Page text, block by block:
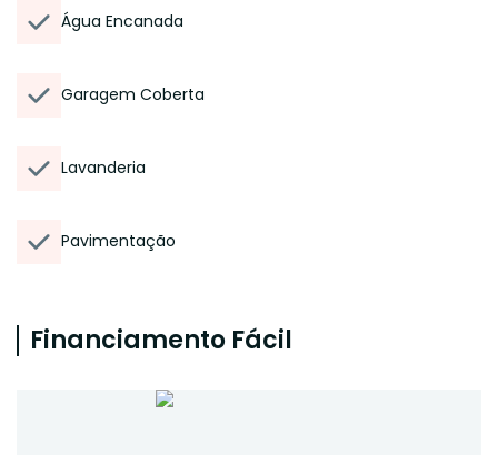
Água Encanada
Garagem Coberta
Lavanderia
Pavimentação
Financiamento Fácil